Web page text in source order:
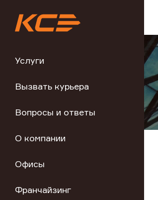
Услуги
Вызвать курьера
Вопросы и ответы
О компании
Офисы
Франчайзинг